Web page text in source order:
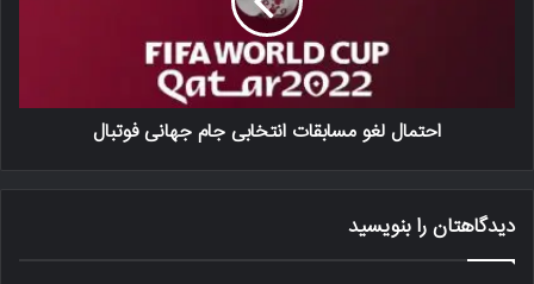
احتمال لغو مسابقات انتخابی جام جهانی فوتبال
دیدگاهتان را بنویسید